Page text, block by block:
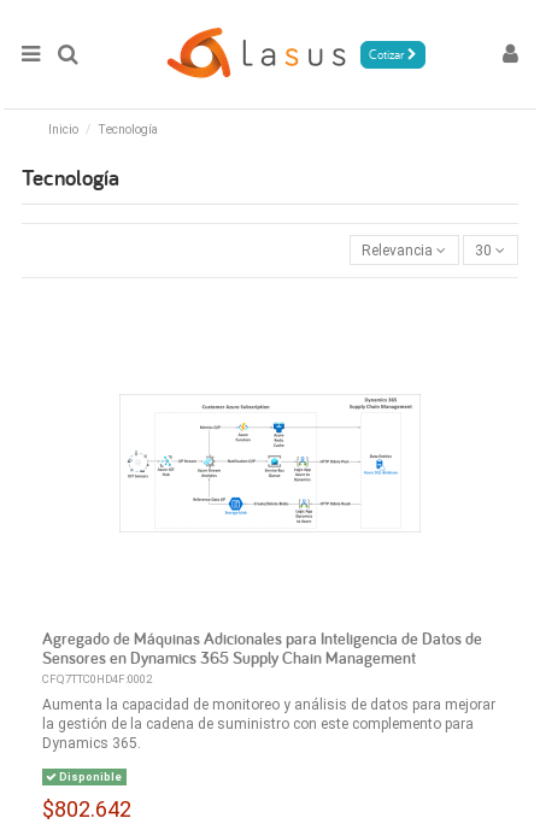
Cotizar
Inicio Tecnología
Tecnología
Relevancia 30
Agregado de Máquinas Adicionales para Inteligencia de Datos de
Sensores en Dynamics 365 Supply Chain Management
CFQ7TTC0HD4F:0002
Aumenta la capacidad de monitoreo y análisis de datos para mejorar
la gestión de la cadena de suministro con este complemento para
Dynamics 365.
Disponible
$802.642